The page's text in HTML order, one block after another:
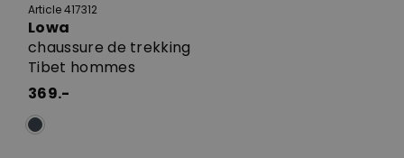
Article 417312
Lowa
chaussure de trekking
Tibet hommes
369.-